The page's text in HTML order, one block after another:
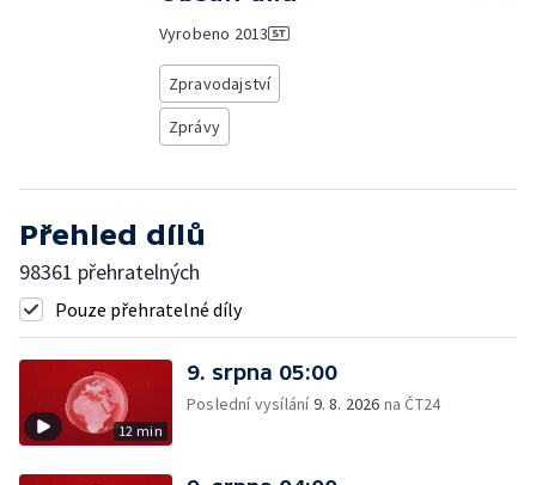
Vyrobeno 2013
Zpravodajství
Zprávy
Přehled dílů
98361 přehratelných
Pouze přehratelné díly
12 min
9. srpna 05:00
Poslední vysílání9. 8. 2026 na ČT24